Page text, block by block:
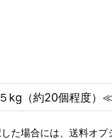
kg（約20個程度）
た場合には、送料オプ